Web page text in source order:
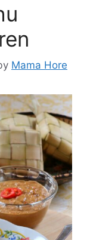
Mama Hore